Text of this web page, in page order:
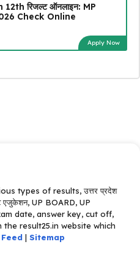
12th रिजल्ट ऑनलाइन: MP
Check Online
Apply Now
types of results, उत्तर प्रदेश
एजुकेशन, UP BOARD, UP
date, answer key, cut off,
result25.in website which
Feed | Sitemap